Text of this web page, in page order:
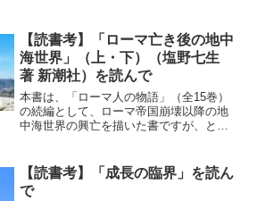
代に近づくに従ってだんだん専門的にな
ってくるのですが、エピソ...
【読書考】「ローマ亡き後の地中
海世界」（上・下）（塩野七生
著 新潮社）を読んで
本書は、「ローマ人の物語」（全15巻）
の続編として、ローマ帝国崩壊以降の地
中海世界の興亡を描いた書ですが、とに
いた第2巻が最高に面白かったですね。お
そらく著者もそこを一番...
【読書考】「成長の臨界」を読ん
で